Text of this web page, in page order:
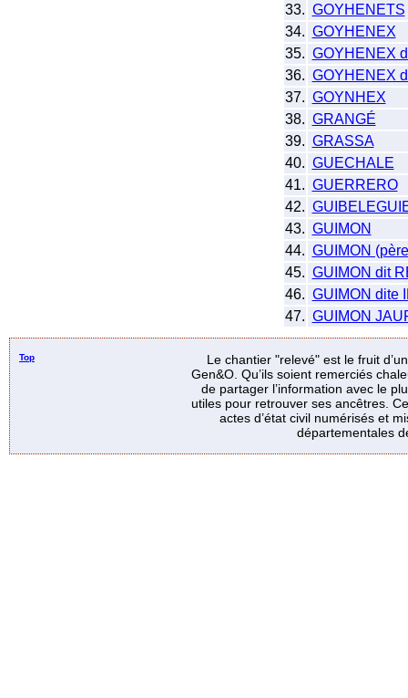
33. GOYHENETS
34. GOYHENEX
35. GOYHENEX
36. GOYHENEX
37. GOYNHEX
38. GRANGÉ
39. GRASSA
40. GUECHALE
41. GUERRERO
42.
43. GUIMON
44. GUIMON
45. GUIMON dit
46. GUIMON dite
47. GUIMON
Top
Le chantier "relevé" est le fruit
Gen&O. Qu’ils soient remerciés
de partager l’information avec le
utiles pour retrouver ses ancêtres.
actes d’état civil numérisés et
départementales